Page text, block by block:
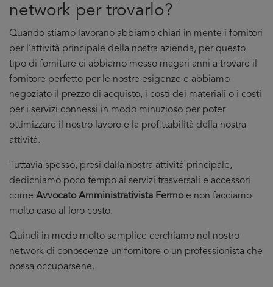
network per trovarlo?
Quando stiamo lavorano abbiamo chiari in mente i fornitori
per l’attività principale della nostra azienda, per questo
tipo di forniture ci abbiamo messo magari anni a trovare il
fornitore perfetto per le nostre esigenze e abbiamo
negoziato il prezzo di acquisto, i costi dei materiali o i costi
per i servizi connessi in modo minuzioso per poter
ottimizzare il nostro lavoro e la profittabilità della nostra
attività.
Tuttavia spesso, presi dalla nostra attività principale,
dedichiamo poco tempo ai servizi trasversali e accessori
come Avvocato Amministrativista Fermoe non facciamo
molto caso al loro costo.
Quindi in modo molto semplice cerchiamo nel nostro
network di conoscenze un fornitore o un professionista che
possa occuparsene.